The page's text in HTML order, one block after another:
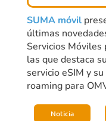
SUMA móvil
últimas
Servicios Móviles
las que destaca
servicio eSIM y
roaming para
Noticia